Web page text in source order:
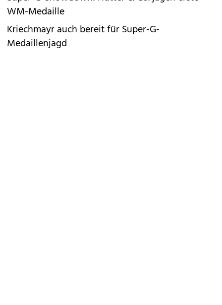
WM-Medaille
Kriechmayr auch bereit für Super-G-
Medaillenjagd